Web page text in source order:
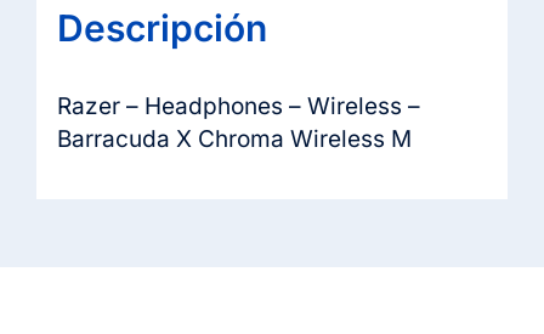
Descripción
Razer – Headphones – Wireless –
Barracuda X Chroma Wireless M